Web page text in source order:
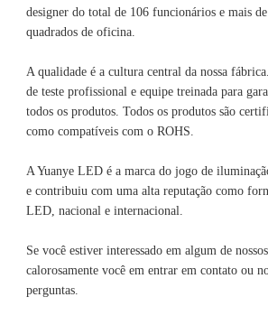
designer do total de 106 funcionários e mais
A qualidade é a cultura central da nossa
de teste profissional e equipe treinada para
todos os produtos. Todos os produtos são
A Yuanye LED é a marca do jogo de
e contribuiu com uma alta reputação como
Se você estiver interessado em algum de
calorosamente você em entrar em contato ou